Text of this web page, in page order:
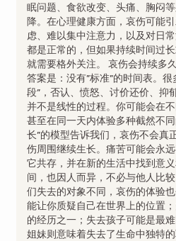
眠问题、食欲改变、头痛、胸闷
降。在心理健康方面，哀伤可能
虑、难以集中注意力，以及对日
都是正常的，但如果持续时间过
就需要格外关注。 哀伤会持续多
答案是：没有”标准”的时间表。
段”，否认、愤怒、讨价还价、抑
并不是线性的过程。你可能会在
甚至在同一天内体验多种截然不
长”的模型告诉我们，哀伤不会真
伤周围继续生长。痛苦可能会永
它共存，并在新的生活中找到意
间，也因人而异，不必与他人比
们失去的对象不同，哀伤的体验
能让你质疑自己在世界上的位置
的经历之一；失去孩子可能是最
姐妹则意味着失去了生命中独特